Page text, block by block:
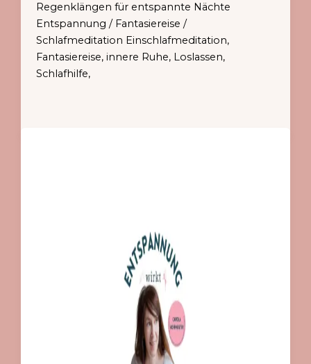
Regenklängen für entspannte Nächte
Entspannung / Fantasiereise /
Schlafmeditation Einschlafmeditation,
Fantasiereise, innere Ruhe, Loslassen,
Schlafhilfe,